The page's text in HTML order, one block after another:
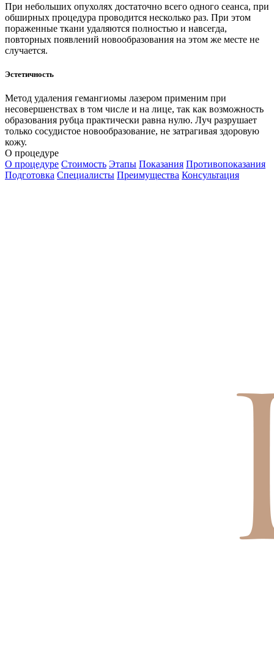
При небольших опухолях достаточно всего одного сеанса, при
обширных процедура проводится несколько раз. При этом
пораженные ткани удаляются полностью и навсегда,
повторных появлений новообразования на этом же месте не
случается.
Эстетичность
Метод удаления гемангиомы лазером применим при
несовершенствах в том числе и на лице, так как возможность
образования рубца практически равна нулю. Луч разрушает
только сосудистое новообразование, не затрагивая здоровую
кожу.
О процедуре
О процедуре Стоимость Этапы Показания Противопоказания
Подготовка Специалисты Преимущества Консультация